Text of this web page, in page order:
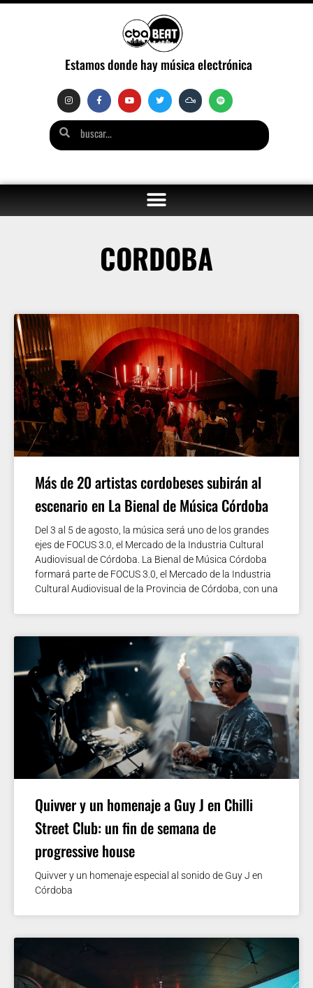
Estamos donde hay música electrónica
CORDOBA
Más de 20 artistas cordobeses subirán al
escenario en La Bienal de Música Córdoba
Del 3 al 5 de agosto, la música será uno de los grandes
ejes de FOCUS 3.0, el Mercado de la Industria Cultural
Audiovisual de Córdoba. La Bienal de Música Córdoba
formará parte de FOCUS 3.0, el Mercado de la Industria
Cultural Audiovisual de la Provincia de Córdoba, con una
Quivver y un homenaje a Guy J en Chilli
Street Club: un fin de semana de
progressive house
Quivver y un homenaje especial al sonido de Guy J en
Córdoba